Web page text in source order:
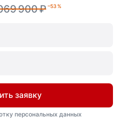
900 ₽ –53 %
заявку
персональных данных